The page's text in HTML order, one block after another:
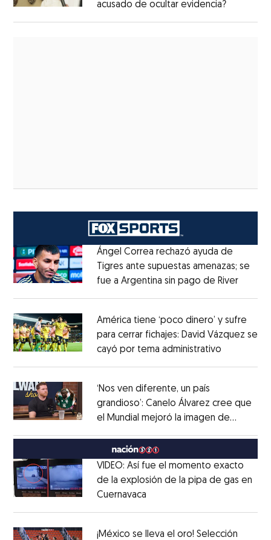
acusado de ocultar evidencia?
Ángel Correa rechazó ayuda de
Tigres ante supuestas amenazas; se
fue a Argentina sin pago de RiverOpens
América tiene ‘poco dinero’ y sufre
para cerrar fichajes: David Vázquez se
cayó por tema administrativo
‘Nos ven diferente, un país
grandioso’: Canelo Álvarez cree que
el Mundial mejoró la imagen de
VIDEO: Así fue el momento exacto
de la explosión de la pipa de gas en
Cuernavaca
¡México se lleva el oro! Selección